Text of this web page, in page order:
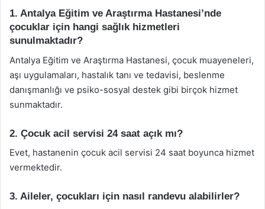
1. Antalya Eğitim ve Araştırma Hastanesi’nde
çocuklar için hangi sağlık hizmetleri
sunulmaktadır?
Antalya Eğitim ve Araştırma Hastanesi, çocuk muayeneleri,
aşı uygulamaları, hastalık tanı ve tedavisi, beslenme
danışmanlığı ve psiko-sosyal destek gibi birçok hizmet
sunmaktadır.
2. Çocuk acil servisi 24 saat açık mı?
Evet, hastanenin çocuk acil servisi 24 saat boyunca hizmet
vermektedir.
3. Aileler, çocukları için nasıl randevu alabilirler?